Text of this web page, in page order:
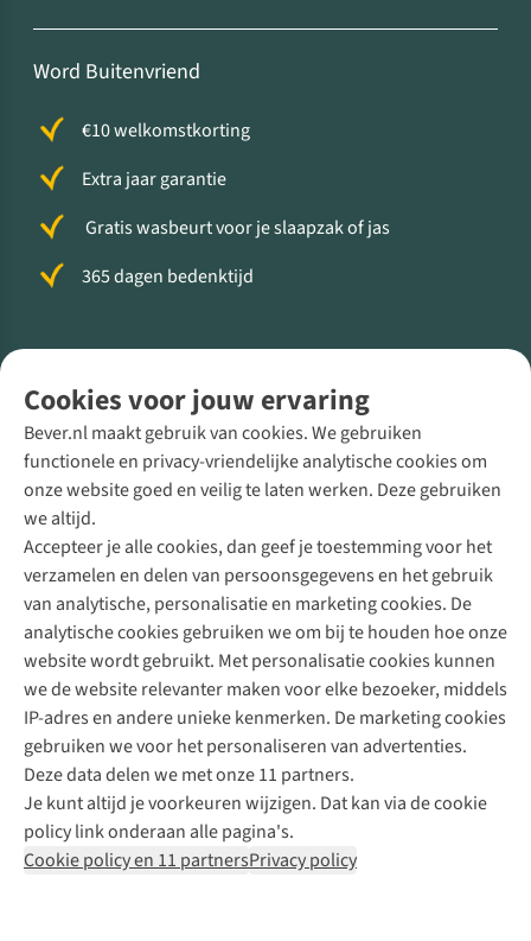
Cookies voor jouw ervaring
Bever.nl maakt gebruik van cookies. We gebruiken
functionele en privacy-vriendelijke analytische cookies om
onze website goed en veilig te laten werken. Deze gebruiken
we altijd.
Accepteer je alle cookies, dan geef je toestemming voor het
verzamelen en delen van persoonsgegevens en het gebruik
van analytische, personalisatie en marketing cookies. De
analytische cookies gebruiken we om bij te houden hoe onze
website wordt gebruikt. Met personalisatie cookies kunnen
we de website relevanter maken voor elke bezoeker, middels
IP-adres en andere unieke kenmerken. De marketing cookies
gebruiken we voor het personaliseren van advertenties.
Deze data delen we met onze 11 partners.
Je kunt altijd je voorkeuren wijzigen. Dat kan via de cookie
policy link onderaan alle pagina's.
Cookie policy en 11 partnersPrivacy policy
Word Buitenvriend
€10 welkomstkorting
Extra jaar garantie
Gratis wasbeurt voor je slaapzak of jas
365 dagen bedenktijd
Direct advies van een Buitenexpert
+31 (0)85 888 50 88
+31 6 12 28 49 80
Contactformulier